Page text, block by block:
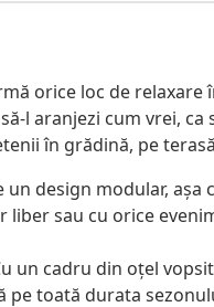
orice loc de relaxare
l aranjezi cum vrei, ca
în grădină, pe
un design modular,
liber sau cu orice
un cadru din oțel
pe toată durata